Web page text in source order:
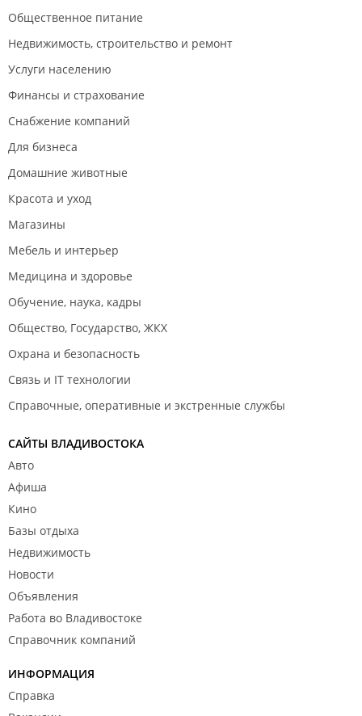
Общественное питание
Недвижимость, строительство и ремонт
Услуги населению
Финансы и страхование
Снабжение компаний
Для бизнеса
Домашние животные
Красота и уход
Магазины
Мебель и интерьер
Медицина и здоровье
Обучение, наука, кадры
Общество, Государство, ЖКХ
Охрана и безопасность
Связь и IT технологии
Справочные, оперативные и экстренные службы
САЙТЫ ВЛАДИВОСТОКА
Авто
Афиша
Кино
Базы отдыха
Недвижимость
Новости
Объявления
Работа во Владивостоке
Справочник компаний
ИНФОРМАЦИЯ
Справка